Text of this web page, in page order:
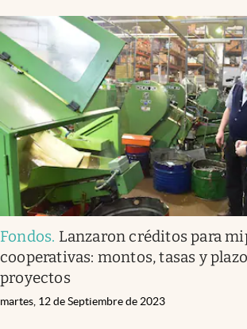
Fondos. Lanzaron créditos para
cooperativas: montos, tasas y
proyectos
martes, 12 de Septiembre de 2023